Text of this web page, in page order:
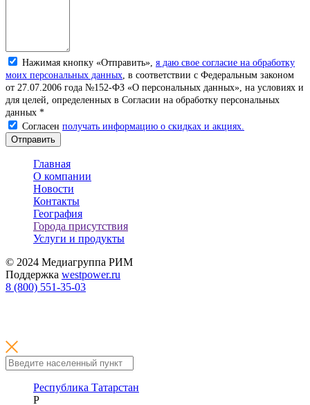
Нажимая кнопку «Отправить», я даю свое согласие на обработку
моих персональных данных, в соответствии с Федеральным законом
от 27.07.2006 года №152-ФЗ «О персональных данных», на условиях и
для целей, определенных в Согласии на обработку персональных
данных *
Согласен получать информацию о скидках и акциях.
Отправить
Главная
О компании
Новости
Контакты
География
Города присутствия
Услуги и продукты
© 2024 Медиагруппа РИМ
Поддержка westpower.ru
8 (800) 551-35-03
Республика Татарстан
Р